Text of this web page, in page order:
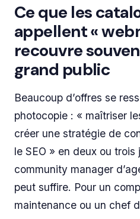
Ce que les
appellent «
recouvre
grand public
Beaucoup d’offres se
photocopie : « maîtriser
créer une stratégie de
le SEO » en deux ou trois
community manager
peut suffire. Pour un
maintenance ou un chef